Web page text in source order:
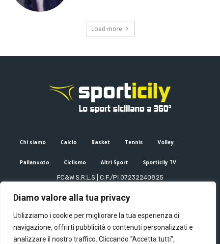
Diamo valore alla tua privacy
Utilizziamo i cookie per migliorare la tua esperienza di
navigazione, offrirti pubblicità o contenuti personalizzati e
analizzare il nostro traffico. Cliccando “Accetta tutti”,
Load more
Chi siamo Calcio Basket Tennis Volley
Pallanuoto Ciclismo Altri Sport Sporticily TV
FC&W S.R.L.S | C.F./PI 07232240825
Editore e direttore responsabile: Francesco Cammuca | Registro
Mail: info@sporticily.it| Telefono:+39 371 788 7216